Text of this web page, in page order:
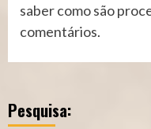
saber como são
comentários.
Pesquisa: